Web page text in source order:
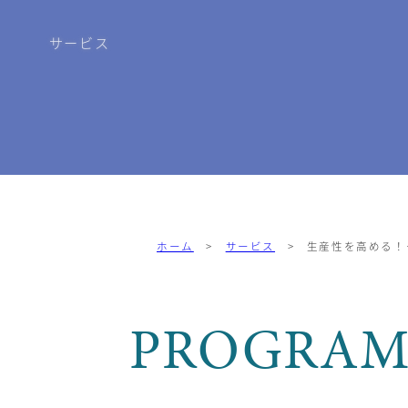
サービス
ホーム > サービス > 生産性を高める！
PROGRAM